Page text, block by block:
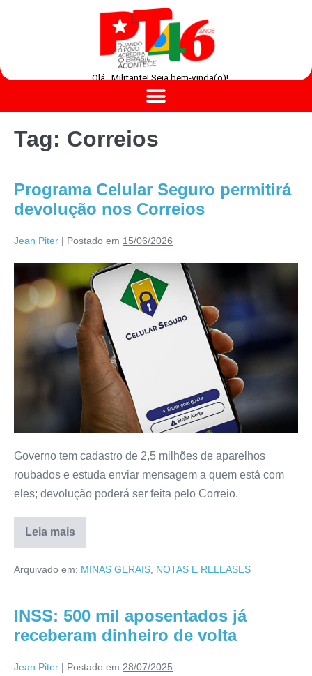
Olá , Militante! Seja bem-vinda(o)!
Tag: Correios
Programa Celular Seguro permitirá
devolução nos Correios
Jean Piter | Postado em 15/06/2026
Governo tem cadastro de 2,5 milhões de aparelhos
roubados e estuda enviar mensagem a quem está com
eles; devolução poderá ser feita pelo Correio.
Leia mais
Arquivado em: MINAS GERAIS NOTAS E RELEASES
INSS: 500 mil aposentados já
receberam dinheiro de volta
Jean Piter | Postado em 28/07/2025